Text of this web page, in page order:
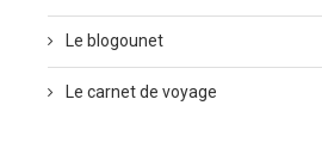
Le blogounet
Le carnet de voyage